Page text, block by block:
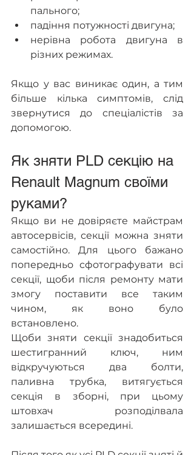
пального;
падіння потужності двигуна;
нерівна робота двигуна в
різних режимах.
Якщо у вас виникає один, а тим
більше кілька симптомів, слід
звернутися до спеціалістів за
допомогою.
Як зняти PLD секцію на
Renault Magnum своїми
руками?
Якщо ви не довіряєте майстрам
автосервісів, секції можна зняти
самостійно. Для цього бажано
попередньо сфотографувати всі
секції, щоби після ремонту мати
змогу поставити все таким
чином, як воно було
встановлено.
Щоби зняти секції знадобиться
шестигранний ключ, ним
відкручуються два болти,
паливна трубка, витягується
секція в зборні, при цьому
штовхач розподілвала
залишається всередині.